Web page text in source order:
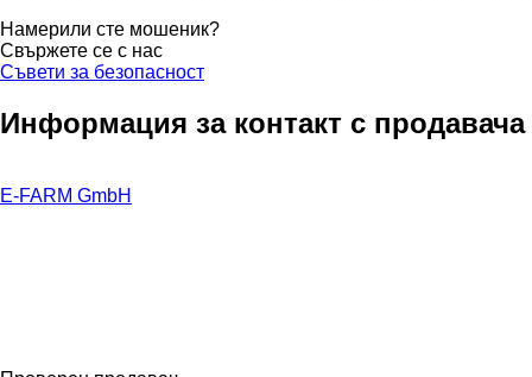
Намерили сте мошеник?
Свържете се с нас
Съвети за безопасност
Информация за контакт с продавача
E-FARM GmbH